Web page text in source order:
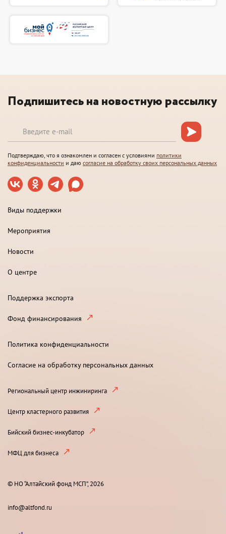
Подпишитесь на новостную рассылку
Подтверждаю, что я ознакомлен и согласен с условиями политики
конфиденциальности и даю согласие на обработку своих персональных данных
Виды поддержки
Мероприятия
Новости
О центре
Поддержка экспорта
Фонд финансирования
Политика конфиденциальности
Согласие на обработку персональных данных
Региональный центр инжиниринга
Центр кластерного развития
Бийский бизнес-инкубатор
МФЦ для бизнеса
© НО “Алтайский фонд МСП”, 2026
info@altfond.ru